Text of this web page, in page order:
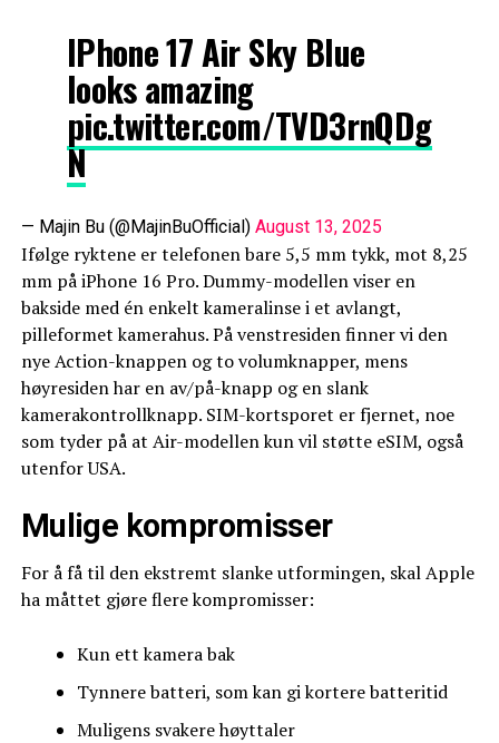
IPhone 17 Air Sky Blue
looks amazing
pic.twitter.com/TVD3rnQDg
N
— Majin Bu (@MajinBuOfficial) August 13, 2025
Ifølge ryktene er telefonen bare 5,5 mm tykk, mot 8,25
mm på iPhone 16 Pro. Dummy-modellen viser en
bakside med én enkelt kameralinse i et avlangt,
pilleformet kamerahus. På venstresiden finner vi den
nye Action-knappen og to volumknapper, mens
høyresiden har en av/på-knapp og en slank
kamerakontrollknapp. SIM-kortsporet er fjernet, noe
som tyder på at Air-modellen kun vil støtte eSIM, også
utenfor USA.
Mulige kompromisser
For å få til den ekstremt slanke utformingen, skal Apple
ha måttet gjøre flere kompromisser:
Kun ett kamera bak
Tynnere batteri, som kan gi kortere batteritid
Muligens svakere høyttaler